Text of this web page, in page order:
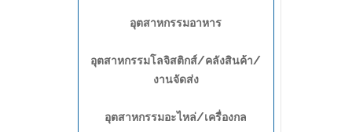
อุตสาหกรรมอาหาร
อุตสาหกรรมโลจิสติกส์/คลังสินค้า/
งานจัดส่ง
อุตสาหกรรมอะไหล่/เครื่องกล